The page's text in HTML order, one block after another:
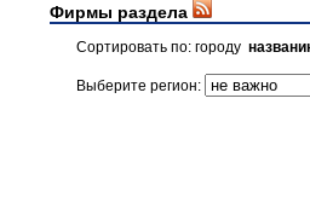
Фирмы раздела
Сортировать по: городу
Выберите регион: